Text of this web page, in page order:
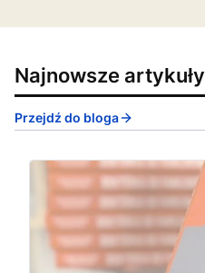
Najnowsze artykuły
Przejdź do bloga